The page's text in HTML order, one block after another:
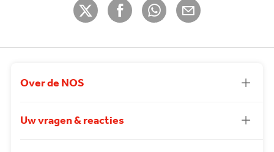
Over de NOS
Uw vragen & reacties